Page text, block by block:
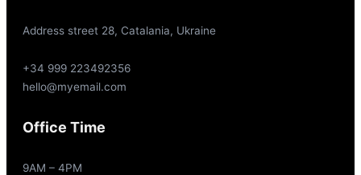
Address street 28, Catalania, Ukraine
+34 999 223492356
hello@myemail.com
Office Time
9AM – 4PM